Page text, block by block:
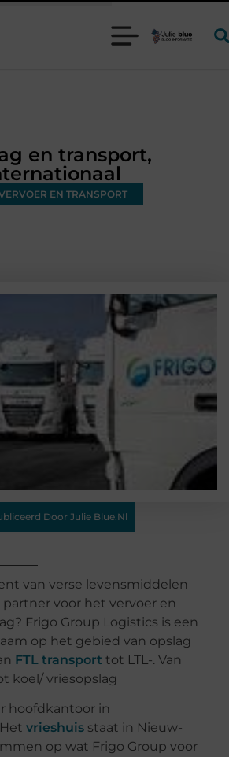
en transport,
EN TRANSPORT
Door Julie Blue.nl
van verse levensmiddelen
voor het vervoer en
Frigo Group Logistics is een
op het gebied van opslag
FTL transport tot LTL-. Van
koel/ vriesopslag
hoofdkantoor in
vrieshuisstaat in Nieuw-
op wat Frigo Group voor